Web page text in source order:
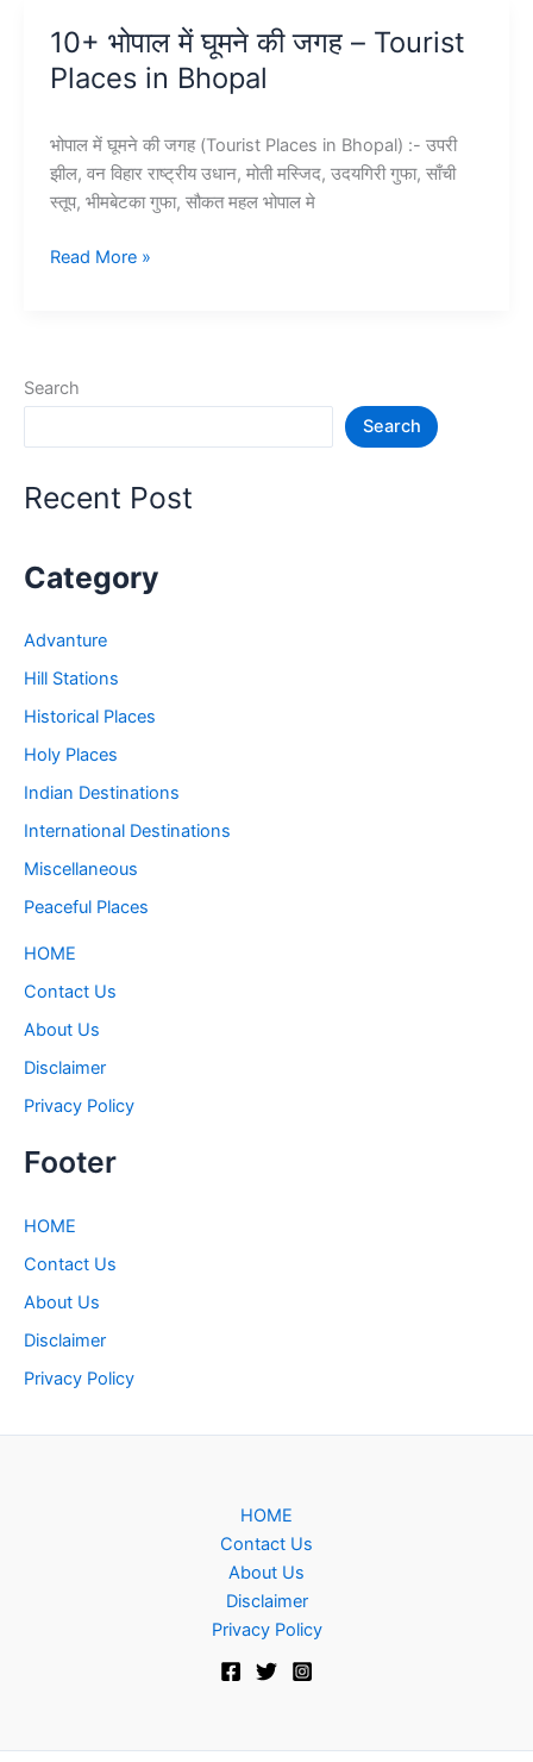
10+ भोपाल में घूमने की जगह – Tourist
Places in Bhopal
भोपाल में घूमने की जगह (Tourist Places in Bhopal) :- उपरी
झील, वन विहार राष्ट्रीय उधान, मोती मस्जिद, उदयगिरी गुफा, साँची
स्तूप, भीमबेटका गुफा, सौकत महल भोपाल मे
10+
जगह
in
Read More »
Search
Search
Recent Post
Category
Advanture
Hill Stations
Historical Places
Holy Places
Indian Destinations
International Destinations
Miscellaneous
Peaceful Places
HOME
Contact Us
About Us
Disclaimer
Privacy Policy
Footer
HOME
Contact Us
About Us
Disclaimer
Privacy Policy
HOME
Contact Us
About Us
Disclaimer
Privacy Policy